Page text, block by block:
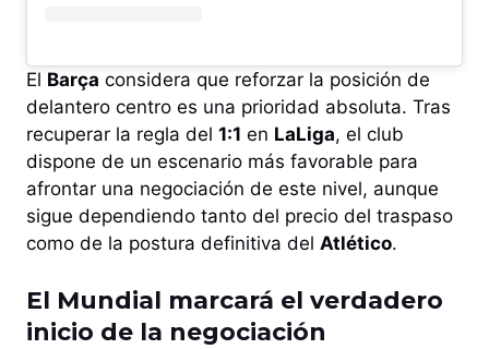
El Barça considera que reforzar la posición de
delantero centro es una prioridad absoluta. Tras
recuperar la regla del 1:1 en LaLiga, el club
dispone de un escenario más favorable para
afrontar una negociación de este nivel, aunque
sigue dependiendo tanto del precio del traspaso
como de la postura definitiva del Atlético.
El Mundial marcará el verdadero
inicio de la negociación